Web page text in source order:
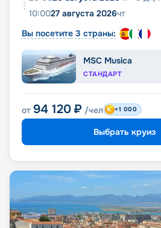
10:0027 августа 2026чт
Вы посетите 3 страны:
MSC Musica
СТАНДАРТ
от 94 120 ₽ /чел +1 000
Выбрать круиз